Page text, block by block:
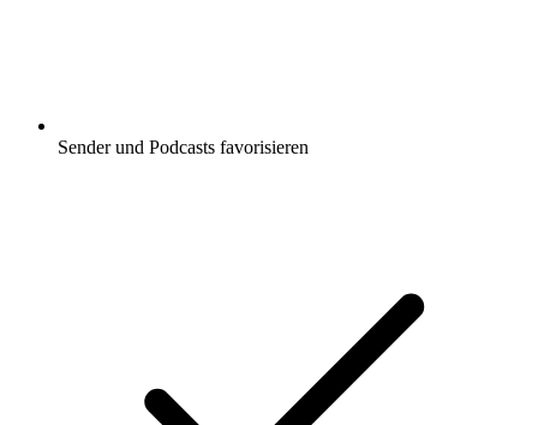
Sender und Podcasts favorisieren